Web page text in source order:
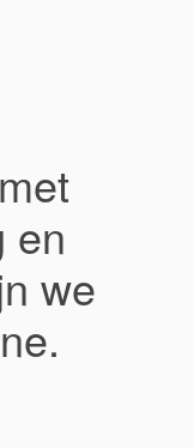
en
we